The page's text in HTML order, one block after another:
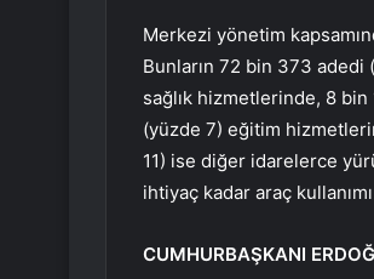
Merkezi yönetim
Bunların 72 bin 373
sağlık hizmetlerinde, 8
(yüzde 7) eğitim
11) ise diğer idarelerce
ihtiyaç kadar araç
CUMHURBAŞKANI